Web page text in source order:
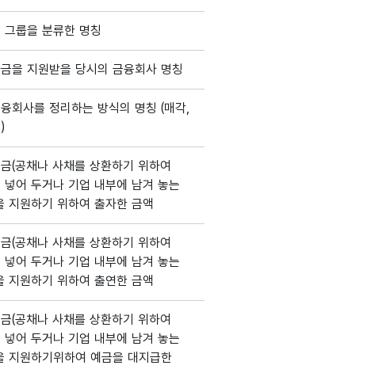
그룹을 분류한 명칭
을 지원받을 당시의 금융회사 명칭
회사를 정리하는 방식의 명칭 (매각,
(공채나 사채를 상환하기 위하여
넣어 두거나 기업 내부에 남겨 놓는
지원하기 위하여 출자한 금액
(공채나 사채를 상환하기 위하여
넣어 두거나 기업 내부에 남겨 놓는
지원하기 위하여 출연한 금액
(공채나 사채를 상환하기 위하여
넣어 두거나 기업 내부에 남겨 놓는
지원하기위하여 예금을 대지급한